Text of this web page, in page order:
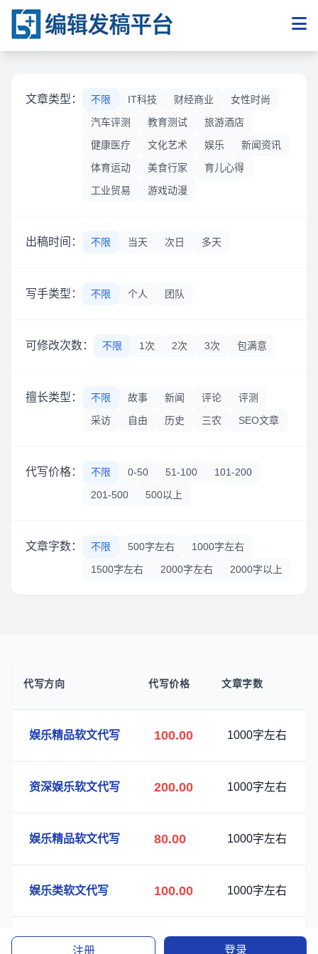
文章类型： 不限 IT科技 财经商业
女性时尚
汽车评测
教育测试
旅游酒店
健康医疗
文化艺术 娱乐
新闻资讯
体育运动
美食行家
育儿心得
工业贸易
游戏动漫
出稿时间： 不限 当天 次日 多天
写手类型： 不限 个人 团队
可修改次数： 不限 1次 2次 3次 包满意
擅长类型： 不限 故事 新闻 评论
评测
采访
自由 历史 三农 SEO文章
代写价格： 不限 0-50 51-100
101-200
201-500
500以上
文章字数： 不限 500字左右
1000字左右
1500字左右
2000字左右 2000字以上
代写方向 代写价格 文章字数
娱乐精品软文代写 100.00 1000字左右
资深娱乐软文代写 200.00 1000字左右
娱乐精品软文代写 80.00 1000字左右
娱乐类软文代写 100.00 1000字左右
注册 登录